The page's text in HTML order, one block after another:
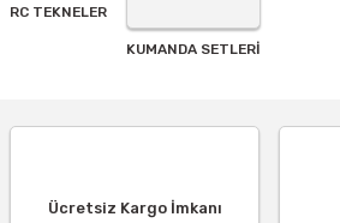
RC TEKNELER
KUMANDA SETLERİ
Ücretsiz Kargo İmkanı